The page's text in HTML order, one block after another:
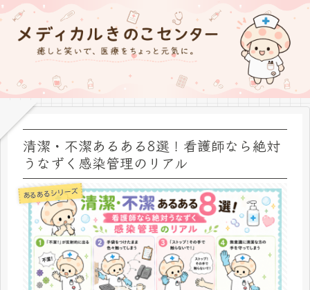
清潔・不潔あるある8選！看護師なら絶対
うなずく感染管理のリアル
あるあるシリーズ